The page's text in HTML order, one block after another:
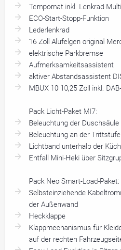
Tempomat inkl. Lenkrad-
ECO-Start-Stopp-Funktion
Lederlenkrad
16 Zoll Alufelgen original
elektrische Parkbremse
Aufmerksamkeitsassistent
aktiver Abstandsassistent
MBUX 10 10,25 Zoll inkl.
Pack Licht-Paket MI7:
Beleuchtung der Duschsäule
Beleuchtung an der Trittstufe
Lichtband unterhalb der
Entfall Mini-Heki über
Pack Neo Smart-Load-Paket:
Selbsteinziehende
der Außenwand
Heckklappe
Klappmechanismus für
auf der rechten